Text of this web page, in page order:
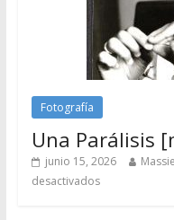
Fotografía
Una Parálisis
junio 15, 2026
desactivados